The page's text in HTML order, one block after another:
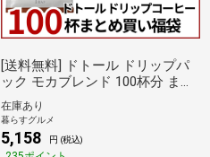
[送料無料] ドトール ドリップパ
ック モカブレンド 100杯分 まと
め買い福袋 7g×100袋×1箱 【4～
5営業日以内に出荷】 ブラックコ
ーヒー 珈琲 ハンドドリップ ドリ
ップパック 倉庫C
在庫あり
暮らすグルメ
5,158 円 (税込)